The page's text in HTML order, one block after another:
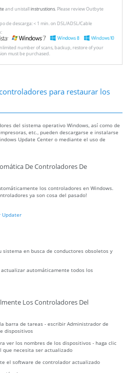
and unistallinstrustions. Please review Outbyte
de descarga: < 1 min. on DSL/ADSL/Cable
number of scans, backup, restore of your
must be purchased.
para restaurar los
del sistema operativo Windows, así como de
etc., pueden descargarse e instalarse
Update Center o mediante el uso de
De Controladores De
los controladores en Windows.
ya son cosa del pasado!
Updater
sistema en busca de conductores obsoletos y
actualizar automáticamente todos los
Los Controladores Del
barra de tareas - escribir Administrador de
dispositivos
ver los nombres de los dispositivos - haga clic
que necesita ser actualizado
el software de controlador actualizado